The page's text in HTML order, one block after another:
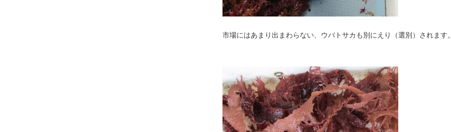
市場にはあまり出まわらない、ウバトサカも別にえり（選別）されます。